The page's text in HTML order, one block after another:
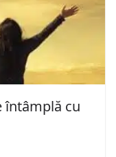
întâmplă cu